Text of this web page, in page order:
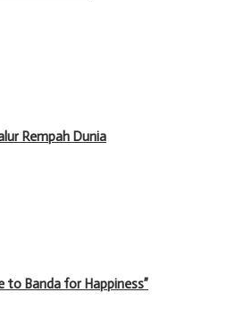
Rempah Dunia
to Banda for Happiness”